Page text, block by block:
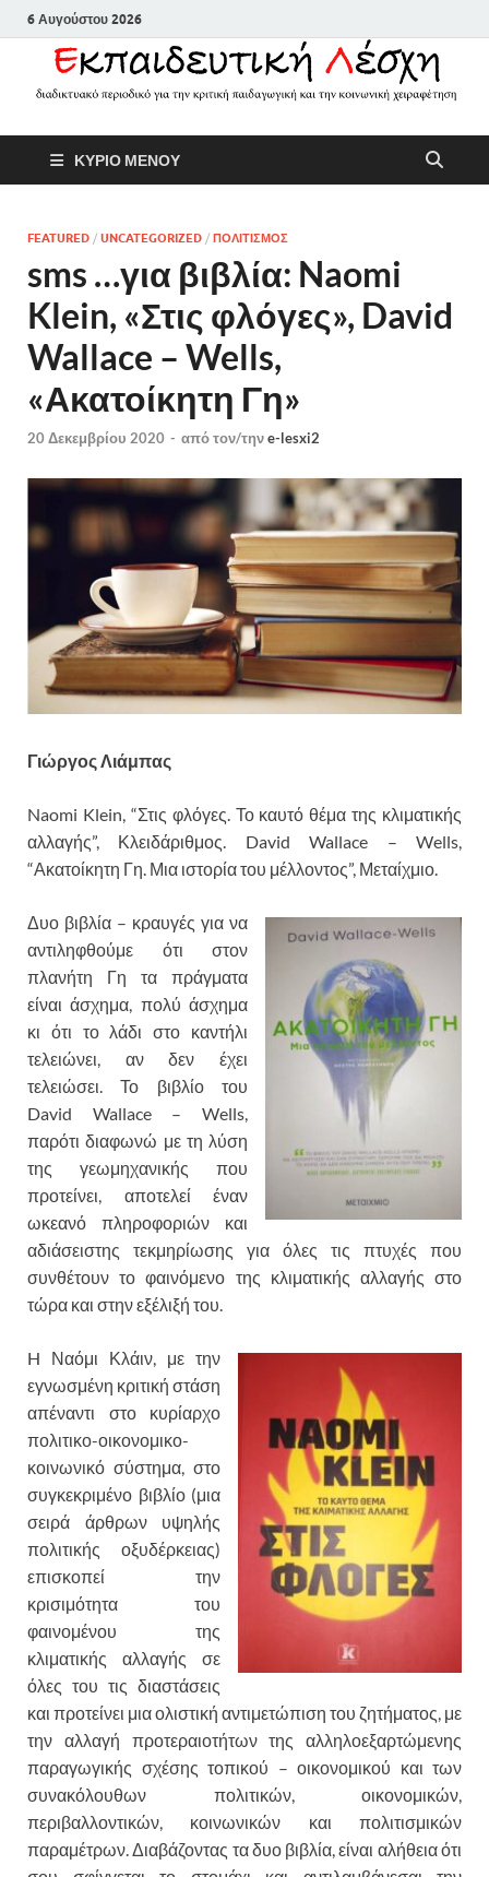
6 Αυγούστου 2026
κριτική παιδαγωγική και την
κοινωνική χειραφέτηση
ΚΥΡΙΟ ΜΕΝΟΥ
FEATURED / UNCATEGORIZED / ΠΟΛΙΤΙΣΜΟΣ
sms …για βιβλία: Naomi
Klein, «Στις φλόγες», David
Wallace – Wells,
«Ακατοίκητη Γη»
20 Δεκεμβρίου 2020 - από τον/τηνe-lesxi2
Γιώργος Λιάμπας
Naomi Klein, “Στις φλόγες. Το καυτό θέμα της κλιματικής
αλλαγής”, Κλειδάριθμος. David Wallace – Wells,
“Ακατοίκητη Γη. Μια ιστορία του μέλλοντος”, Μεταίχμιο.
Δυο βιβλία – κραυγές για να
αντιληφθούμε ότι στον
πλανήτη Γη τα πράγματα
είναι άσχημα, πολύ άσχημα
κι ότι το λάδι στο καντήλι
τελειώνει, αν δεν έχει
τελειώσει. Το βιβλίο του
David Wallace – Wells,
παρότι διαφωνώ με τη λύση
της γεωμηχανικής που
προτείνει, αποτελεί έναν
ωκεανό πληροφοριών και
αδιάσειστης τεκμηρίωσης για όλες τις πτυχές που
συνθέτουν το φαινόμενο της κλιματικής αλλαγής στο
τώρα και στην εξέλιξή του.
H Ναόμι Κλάιν, με την
εγνωσμένη κριτική στάση
απέναντι στο κυρίαρχο
πολιτικο-οικονομικο-
κοινωνικό σύστημα, στο
συγκεκριμένο βιβλίο (μια
σειρά άρθρων υψηλής
πολιτικής οξυδέρκειας)
επισκοπεί την
κρισιμότητα του
φαινομένου της
κλιματικής αλλαγής σε
όλες του τις διαστάσεις
και προτείνει μια ολιστική αντιμετώπιση του ζητήματος, με
την αλλαγή προτεραιοτήτων της αλληλοεξαρτώμενης
παραγωγικής σχέσης τοπικού – οικονομικού και των
συνακόλουθων πολιτικών, οικονομικών,
περιβαλλοντικών, κοινωνικών και πολιτισμικών
παραμέτρων. Διαβάζοντας τα δυο βιβλία, είναι αλήθεια ότι